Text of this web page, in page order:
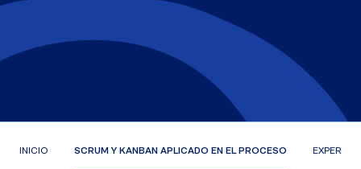
INICIO SCRUM Y KANBAN APLICADO EN EL PROCESO